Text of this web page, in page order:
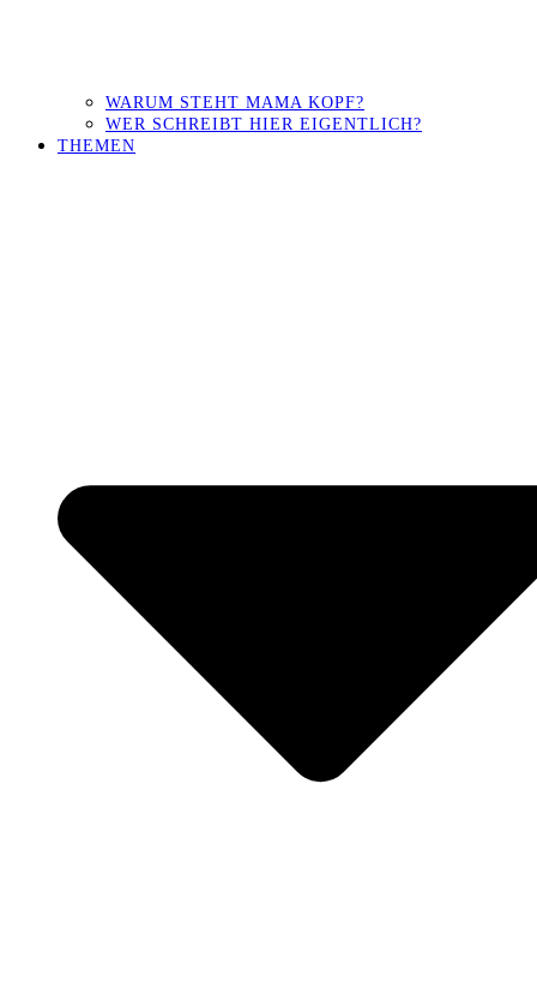
WARUM STEHT MAMA KOPF?
WER SCHREIBT HIER EIGENTLICH?
THEMEN